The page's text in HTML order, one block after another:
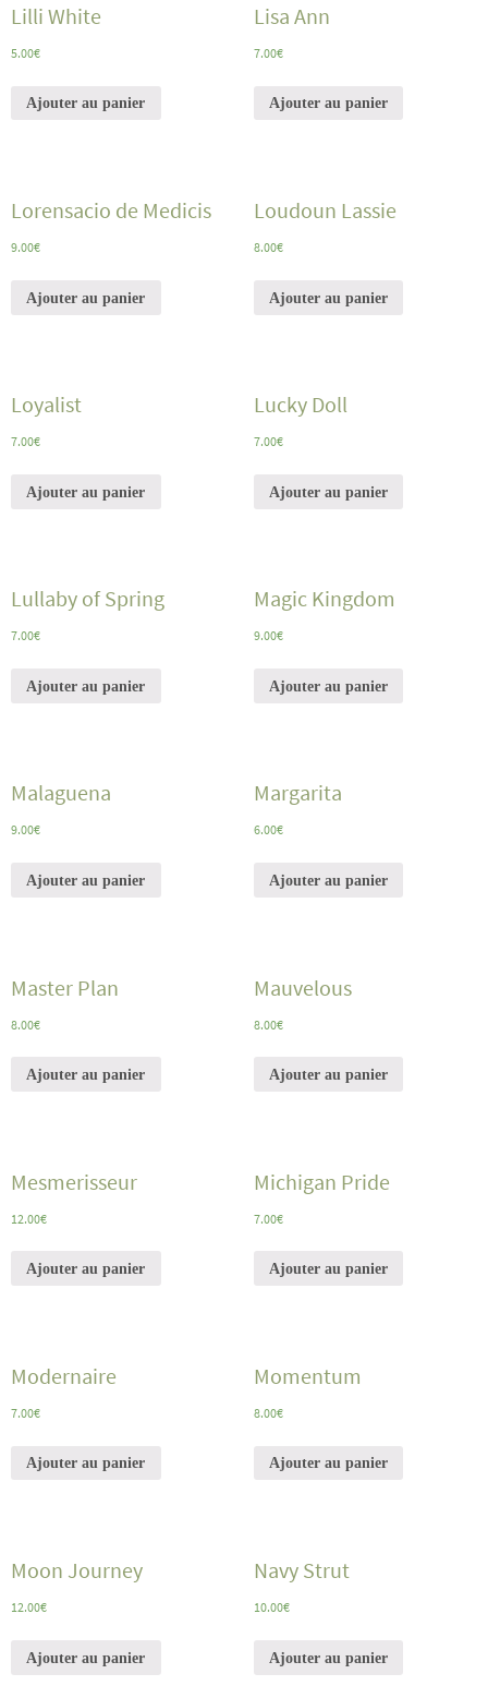
Lilli White
5.00€
Ajouter au panier
Lisa Ann
7.00€
Ajouter au panier
Lorensacio de Medicis
9.00€
Ajouter au panier
Loudoun Lassie
8.00€
Ajouter au panier
Loyalist
7.00€
Ajouter au panier
Lucky Doll
7.00€
Ajouter au panier
Lullaby of Spring
7.00€
Ajouter au panier
Magic Kingdom
9.00€
Ajouter au panier
Malaguena
9.00€
Ajouter au panier
Margarita
6.00€
Ajouter au panier
Master Plan
8.00€
Ajouter au panier
Mauvelous
8.00€
Ajouter au panier
Mesmerisseur
12.00€
Ajouter au panier
Michigan Pride
7.00€
Ajouter au panier
Modernaire
7.00€
Ajouter au panier
Momentum
8.00€
Ajouter au panier
Moon Journey
12.00€
Ajouter au panier
Navy Strut
10.00€
Ajouter au panier